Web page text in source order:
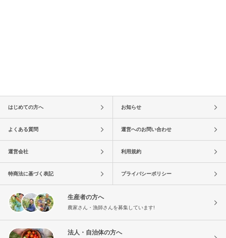
はじめての方へ お知らせ
よくある質問 運営へのお問い合わせ
運営会社 利用規約
特商法に基づく表記 プライバシーポリシー
生産者の方へ
農家さん・漁師さんを募集しています!
法人・自治体の方へ